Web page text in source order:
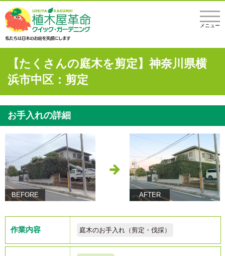
メニュー
【たくさんの庭木を剪定】神奈川県横
浜市中区：剪定
お手入れの詳細
BEFORE AFTER
作業内容 庭木のお手入れ（剪定・伐採）